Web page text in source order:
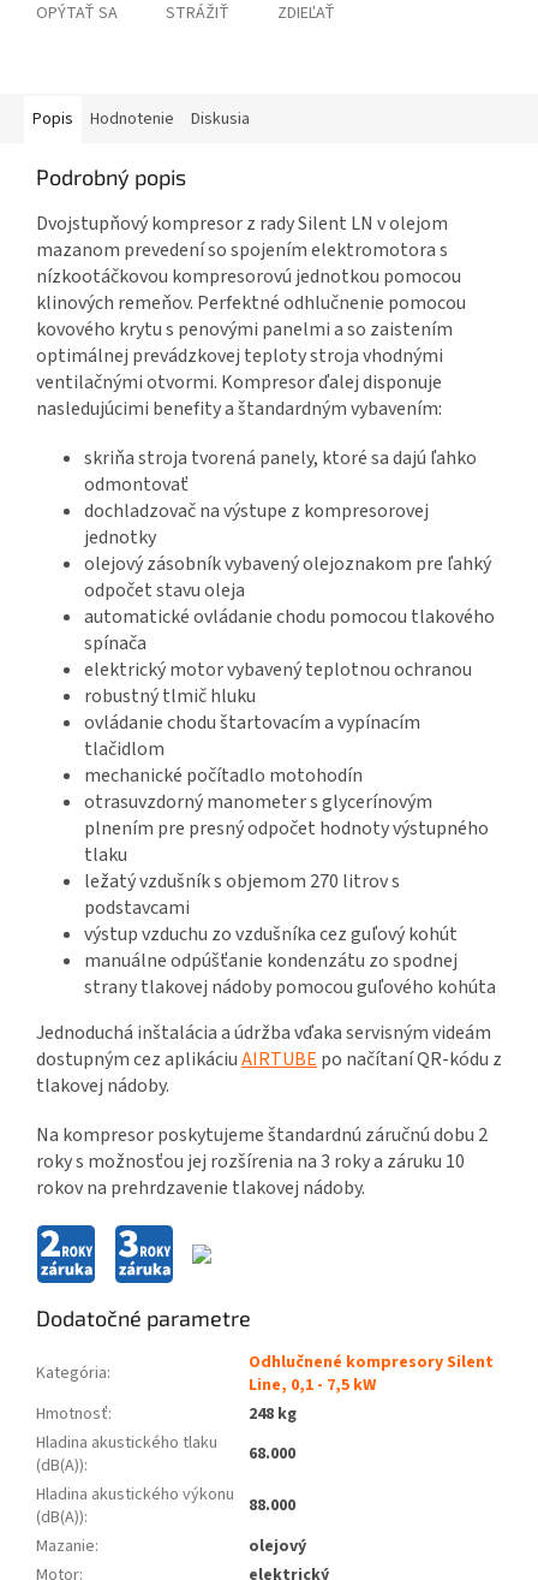
OPÝTAŤ SA STRÁŽIŤ ZDIEĽAŤ
Popis Hodnotenie Diskusia
Podrobný popis
Dvojstupňový kompresor z rady Silent LN v olejom
mazanom prevedení so spojením elektromotora s
nízkootáčkovou kompresorovú jednotkou pomocou
klinových remeňov. Perfektné odhlučnenie pomocou
kovového krytu s penovými panelmi a so zaistením
optimálnej prevádzkovej teploty stroja vhodnými
ventilačnými otvormi. Kompresor ďalej disponuje
nasledujúcimi benefity a štandardným vybavením:
skriňa stroja tvorená panely, ktoré sa dajú ľahko
odmontovať
dochladzovač na výstupe z kompresorovej
jednotky
olejový zásobník vybavený olejoznakom pre ľahký
odpočet stavu oleja
automatické ovládanie chodu pomocou tlakového
spínača
elektrický motor vybavený teplotnou ochranou
robustný tlmič hluku
ovládanie chodu štartovacím a vypínacím
tlačidlom
mechanické počítadlo motohodín
otrasuvzdorný manometer s glycerínovým
plnením pre presný odpočet hodnoty výstupného
tlaku
ležatý vzdušník s objemom 270 litrov s
podstavcami
výstup vzduchu zo vzdušníka cez guľový kohút
manuálne odpúšťanie kondenzátu zo spodnej
strany tlakovej nádoby pomocou guľového kohúta
Jednoduchá inštalácia a údržba vďaka servisným videám
dostupným cez aplikáciuAIRTUBE po načítaní QR-kódu z
tlakovej nádoby.
Na kompresor poskytujeme štandardnú záručnú dobu 2
roky s možnosťou jej rozšírenia na 3 roky a záruku 10
rokov na prehrdzavenie tlakovej nádoby.
Dodatočné parametre
Kategória:
Odhlučnené kompresory Silent
Line, 0,1 - 7,5 kW
Hmotnosť:
248 kg
Hladina akustického tlaku
(dB(A)):
68.000
Hladina akustického výkonu
(dB(A)):
88.000
Mazanie:
olejový